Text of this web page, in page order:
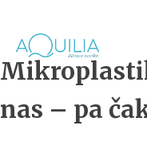
nas – pa